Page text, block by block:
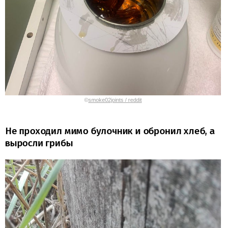
©smoke02joints / reddit
Не проходил мимо булочник и обронил хлеб, а
выросли грибы